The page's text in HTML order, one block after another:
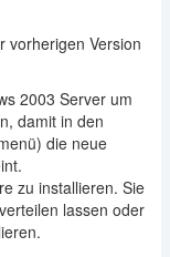
vorherigen Version
2003 Server um
damit in den
die neue
zu installieren. Sie
lassen oder